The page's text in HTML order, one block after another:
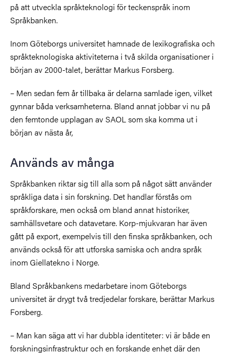
på att utveckla språkteknologi för teckenspråk inom
Språkbanken.
Inom Göteborgs universitet hamnade de lexikografiska och
språkteknologiska aktiviteterna i två skilda organisationer i
början av 2000-talet, berättar Markus Forsberg.
– Men sedan fem år tillbaka är delarna samlade igen, vilket
gynnar båda verksamheterna. Bland annat jobbar vi nu på
den femtonde upplagan av SAOL som ska komma ut i
början av nästa år,
Används av många
Språkbanken riktar sig till alla som på något sätt använder
språkliga data i sin forskning. Det handlar förstås om
språkforskare, men också om bland annat historiker,
samhällsvetare och datavetare. Korp-mjukvaran har även
gått på export, exempelvis till den finska språkbanken, och
används också för att utforska samiska och andra språk
inom Giellatekno i Norge.
Bland Språkbankens medarbetare inom Göteborgs
universitet är drygt två tredjedelar forskare, berättar Markus
Forsberg.
– Man kan säga att vi har dubbla identiteter: vi är både en
forskningsinfrastruktur och en forskande enhet där den